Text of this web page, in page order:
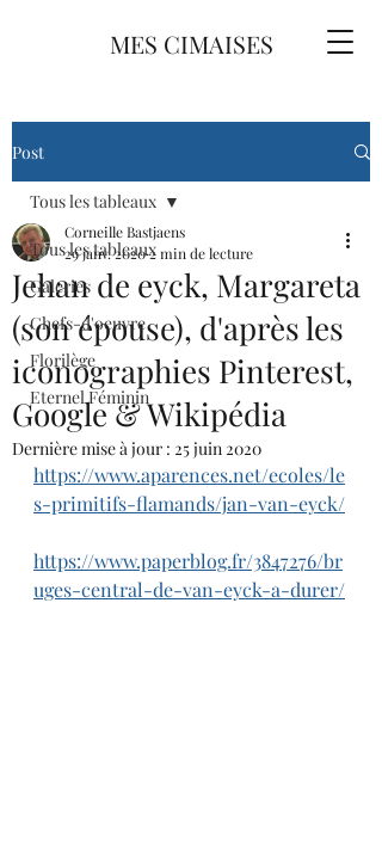
MES CIMAISES
Post
Tous les tableaux
Galeries
Chefs-d'oeuvre
Florilège
Eternel Féminin
Tous les tableaux
Jehan de eyck, Margareta
(son épouse), d'après les
iconographies Pinterest,
Google & Wikipédia
Corneille Bastjaens
29 janv. 20202 min de lecture
Dernière mise à jour : 25 juin 2020
https://www.aparences.net/ecoles/le
s-primitifs-flamands/jan-van-eyck/
https://www.paperblog.fr/3847276/br
uges-central-de-van-eyck-a-durer/